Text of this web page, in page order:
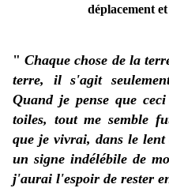
déplacement
"Chaque chose de la
terre, il s'agit
Quand je pense que
toiles, tout me semble
que je vivrai, dans le
un signe indélébile de
j'aurai l'espoir de rester